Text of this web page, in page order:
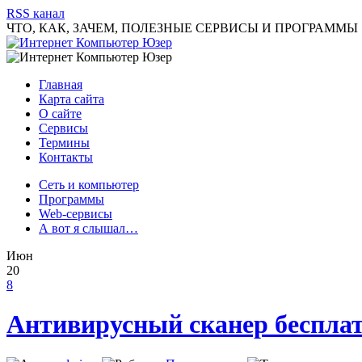
RSS канал
ЧТО, КАК, ЗАЧЕМ, ПОЛЕЗНЫЕ СЕРВИСЫ И ПРОГРАММЫ
Главная
Карта сайта
О сайте
Сервисы
Термины
Контакты
Сеть и компьютер
Программы
Web-сервисы
А вот я слышал…
Июн
20
8
Антивирусный сканер